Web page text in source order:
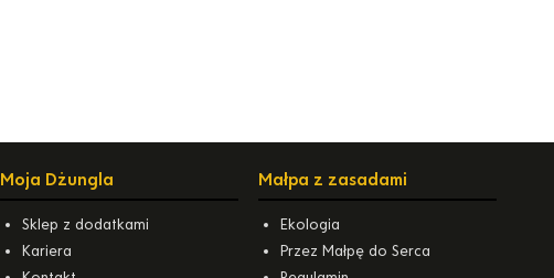
Moja Dżungla
Sklep z dodatkami
Kariera
Małpa z zasadami
Ekologia
Przez Małpę do Serca